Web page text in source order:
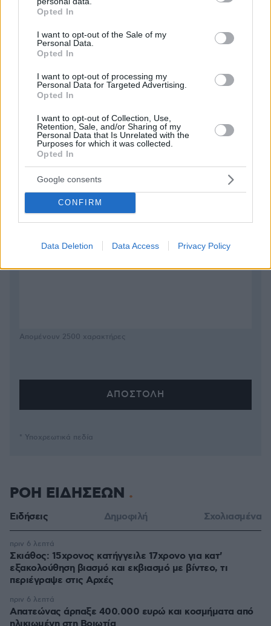
grant or deny consent to Google and its third-party tags to
use your data for below specified purposes in below Google
consent section.
Opted In
I want to opt-out of the Sale of my
Personal Data.
Opted In
I want to opt-out of processing my
Personal Data for Targeted Advertising.
Opted In
I want to opt-out of Collection, Use,
Retention, Sale, and/or Sharing of my
Personal Data that Is Unrelated with the
Purposes for which it was collected.
Opted In
Google consents
CONFIRM
Data Deletion Data Access Privacy Policy
ΦΟΡΤΩΣΗ ΠΕΡΙΣΣΟΤΕΡΩΝ ΣΧΟΛΙΩΝ
ΠΡΟΣΘΗΚΗ ΣΧΟΛΙΟΥ
ΌΝΟΜΑ *
EMAIL
ΣΧΌΛΙΟ *
Απομένουν 2500 χαρακτήρες
* Υποχρεωτικά πεδία
ΡΟΗ ΕΙΔΗΣΕΩΝ
Ειδήσεις Δημοφιλή Σχολιασμένα
Σκιάθος: 15χρονος κατήγγειλε 17χρονο για κατ'
εξακολούθηση βιασμό και εκβιασμό με βίντεο, τι
περιέγραψε στις Αρχές
πριν 6 λεπτά
Απατεώνας άρπαξε 400.000 ευρώ και κοσμήματα από
πριν 6 λεπτά